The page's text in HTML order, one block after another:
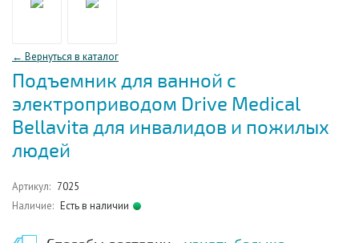
← Вернуться в каталог
Подъемник для ванной c
электроприводом Drive Medical
Bellavita для инвалидов и пожилых
людей
Артикул: 7025
Наличие: Есть в наличии